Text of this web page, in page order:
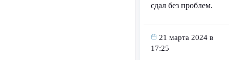
сдал без проблем.
21 марта 2024 в
17:25